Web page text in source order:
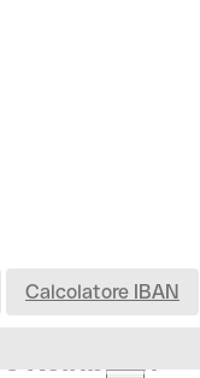
Calcolatore IBAN
Kolnbonn